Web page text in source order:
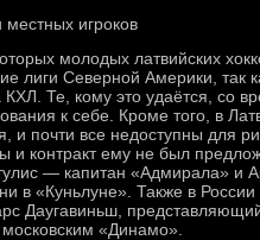
игроков
молодых латвийских
лиги Северной Америки, так
КХЛ. Те, кому это удаётся, со
к себе. Кроме того, в
и почти все недоступны для
и контракт ему не был
— капитан «Адмирала» и
в «Куньлуне». Также в
Даугавиньш,
московским «Динамо».